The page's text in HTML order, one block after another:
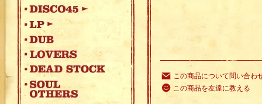
この商品について問い合わ
この商品を友達に教える